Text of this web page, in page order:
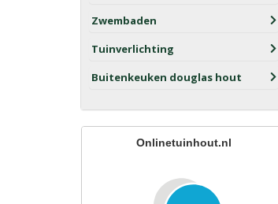
Zwembaden
Tuinverlichting
Buitenkeuken douglas hout
Onlinetuinhout.nl